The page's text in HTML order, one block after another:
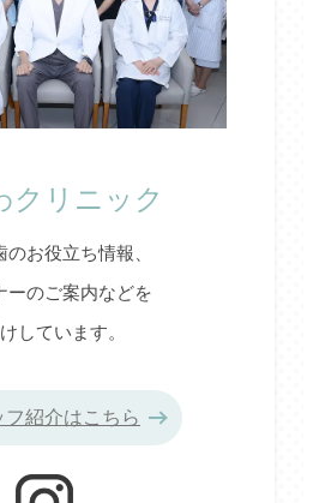
クリニック
のお役立ち情報、
ーのご案内などを
しています。
フ紹介はこちら